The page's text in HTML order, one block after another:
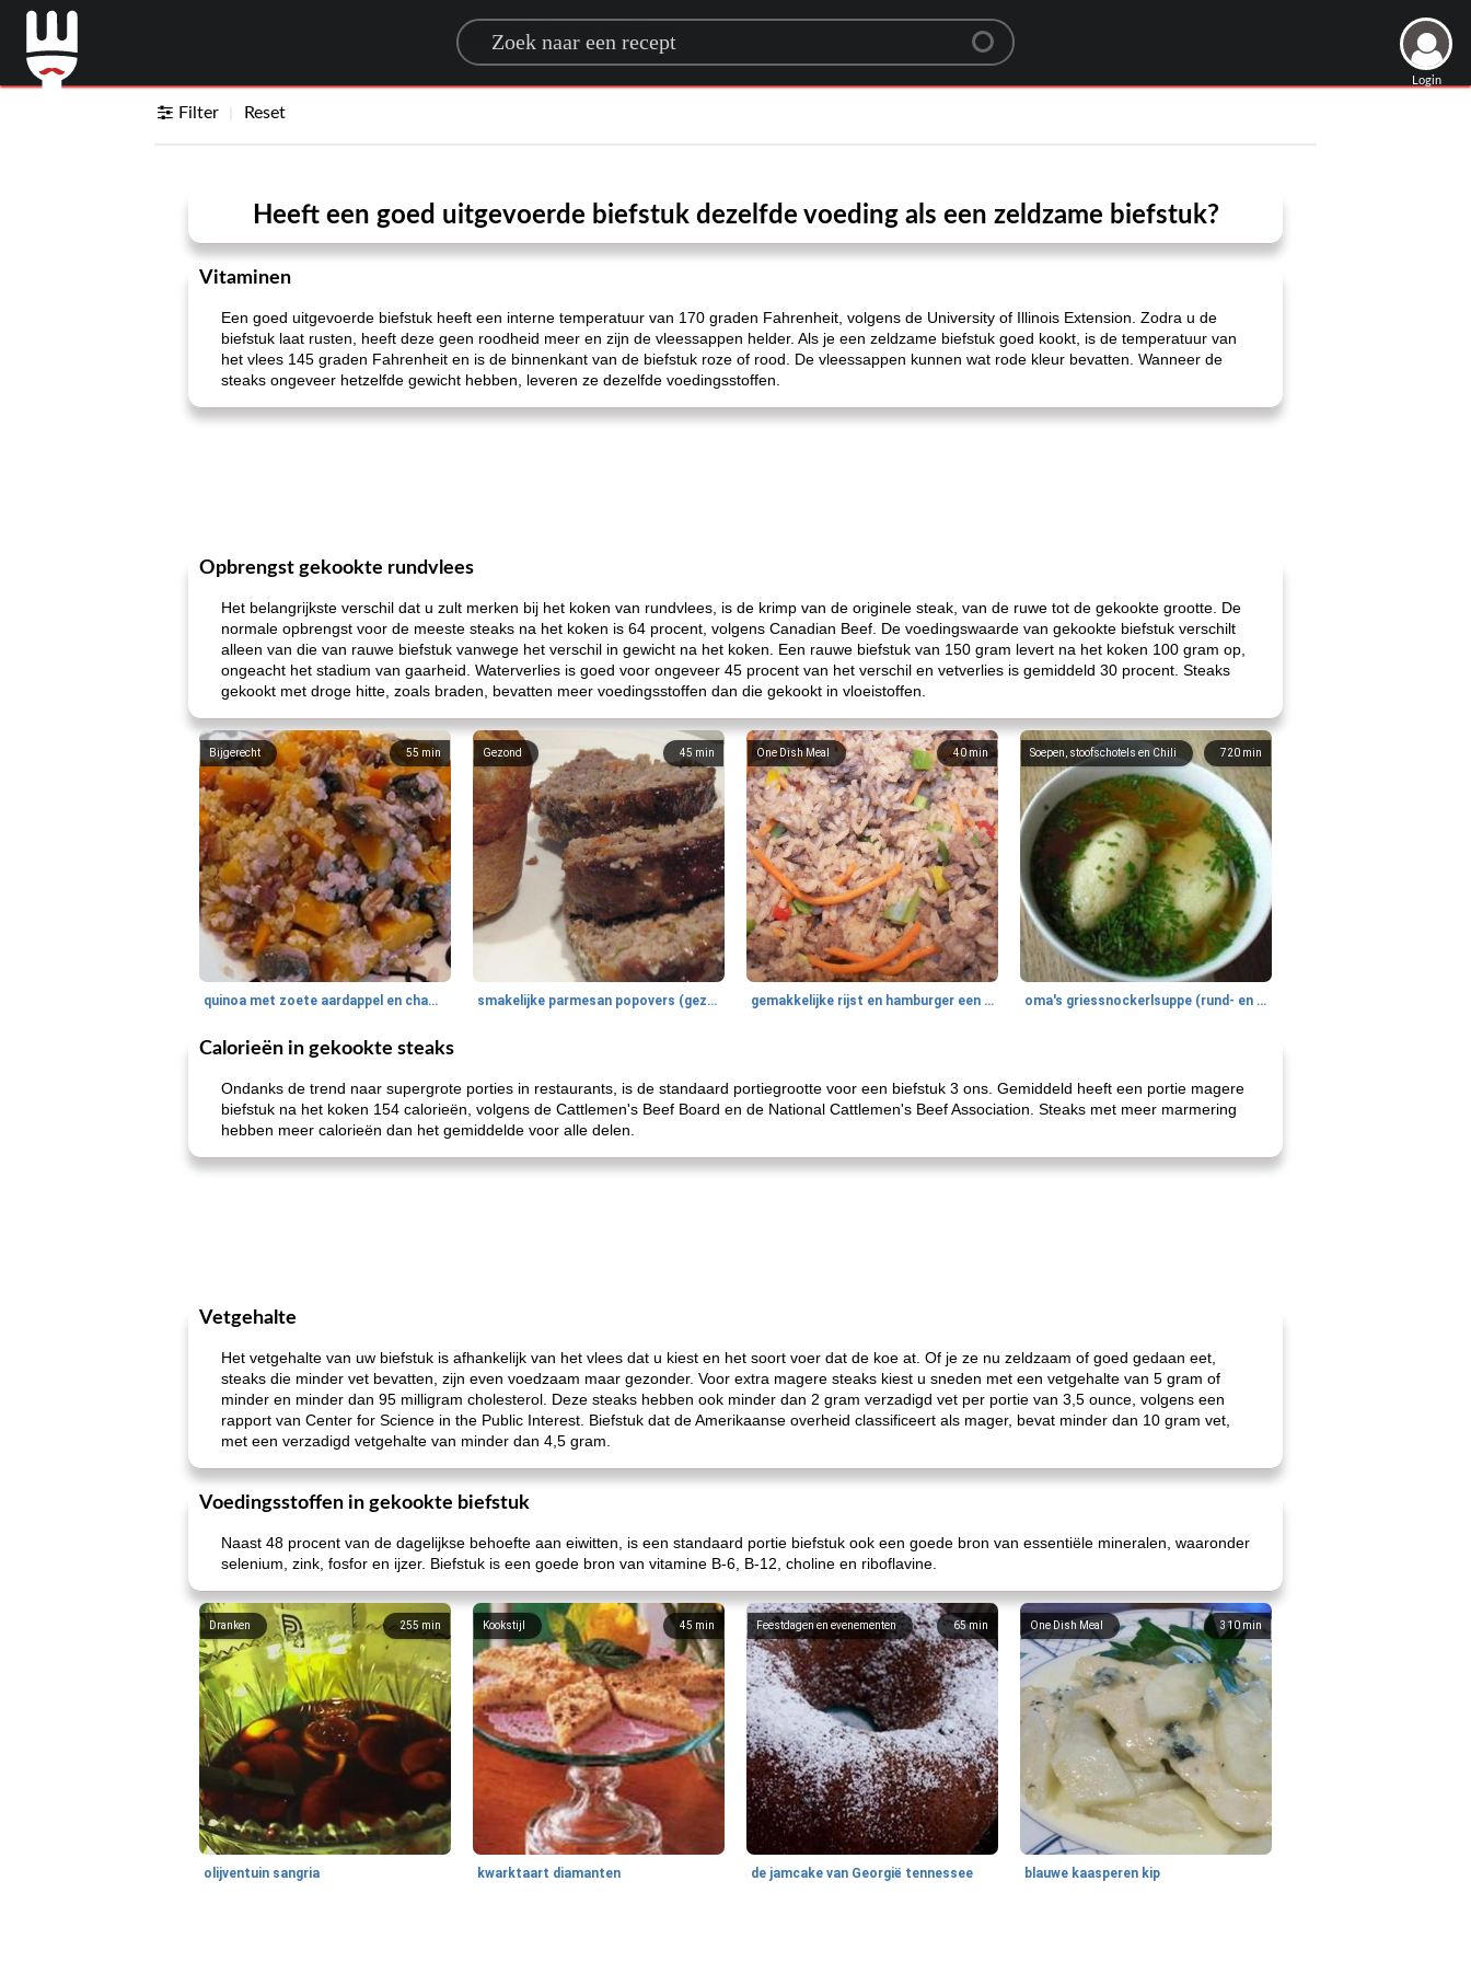
Search for a recipe
Login
Filter Reset
Heeft een goed uitgevoerde biefstuk dezelfde voeding als een zeldzame biefstuk?
Vitaminen
Een goed uitgevoerde biefstuk heeft een interne temperatuur van 170 graden Fahrenheit, volgens de University of Illinois Extension. Zodra u de
biefstuk laat rusten, heeft deze geen roodheid meer en zijn de vleessappen helder. Als je een zeldzame biefstuk goed kookt, is de temperatuur van
het vlees 145 graden Fahrenheit en is de binnenkant van de biefstuk roze of rood. De vleessappen kunnen wat rode kleur bevatten. Wanneer de
steaks ongeveer hetzelfde gewicht hebben, leveren ze dezelfde voedingsstoffen.
Opbrengst gekookte rundvlees
Het belangrijkste verschil dat u zult merken bij het koken van rundvlees, is de krimp van de originele steak, van de ruwe tot de gekookte grootte. De
normale opbrengst voor de meeste steaks na het koken is 64 procent, volgens Canadian Beef. De voedingswaarde van gekookte biefstuk verschilt
alleen van die van rauwe biefstuk vanwege het verschil in gewicht na het koken. Een rauwe biefstuk van 150 gram levert na het koken 100 gram op,
ongeacht het stadium van gaarheid. Waterverlies is goed voor ongeveer 45 procent van het verschil en vetverlies is gemiddeld 30 procent. Steaks
gekookt met droge hitte, zoals braden, bevatten meer voedingsstoffen dan die gekookt in vloeistoffen.
55 min
Bijgerecht
quinoa met zoete aardappel en champignons
45 min
Gezond
smakelijke parmesan popovers (gezonder!)
40min
One Dish Meal
gemakkelijke rijst en hamburger een gerecht diner
720 min
Soepen, stoofschotels en Chili
oma's griessnockerlsuppe (rund- en griesmeelknoedelsoep)
Calorieën in gekookte steaks
Ondanks de trend naar supergrote porties in restaurants, is de standaard portiegrootte voor een biefstuk 3 ons. Gemiddeld heeft een portie magere
biefstuk na het koken 154 calorieën, volgens de Cattlemen's Beef Board en de National Cattlemen's Beef Association. Steaks met meer marmering
hebben meer calorieën dan het gemiddelde voor alle delen.
Vetgehalte
Het vetgehalte van uw biefstuk is afhankelijk van het vlees dat u kiest en het soort voer dat de koe at. Of je ze nu zeldzaam of goed gedaan eet,
steaks die minder vet bevatten, zijn even voedzaam maar gezonder. Voor extra magere steaks kiest u sneden met een vetgehalte van 5 gram of
minder en minder dan 95 milligram cholesterol. Deze steaks hebben ook minder dan 2 gram verzadigd vet per portie van 3,5 ounce, volgens een
rapport van Center for Science in the Public Interest. Biefstuk dat de Amerikaanse overheid classificeert als mager, bevat minder dan 10 gram vet,
met een verzadigd vetgehalte van minder dan 4,5 gram.
Voedingsstoffen in gekookte biefstuk
Naast 48 procent van de dagelijkse behoefte aan eiwitten, is een standaard portie biefstuk ook een goede bron van essentiële mineralen, waaronder
selenium, zink, fosfor en ijzer. Biefstuk is een goede bron van vitamine B-6, B-12, choline en riboflavine.
255 min
Dranken
olijventuin sangria
45 min
Kookstijl
kwarktaart diamanten
65min
Feestdagen en evenementen
de jamcake van Georgië tennessee
310 min
One Dish Meal
blauwe kaasperen kip